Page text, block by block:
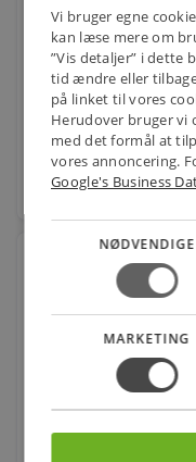
Løsflange
PN10, DIN
stk.
Løsflange
PN10, DIN
Vi bruger egne
kan læse mere om
”Vis detaljer” i dette
tid ændre eller
på linket til vores
Herudover bruger vi
med det formål at
vores annoncering.
Google's Business
NØDVENDIGE
MARKETING